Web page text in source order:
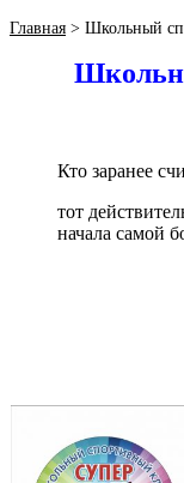
Главная > Школьный
Кто заранее
тот
начала самой